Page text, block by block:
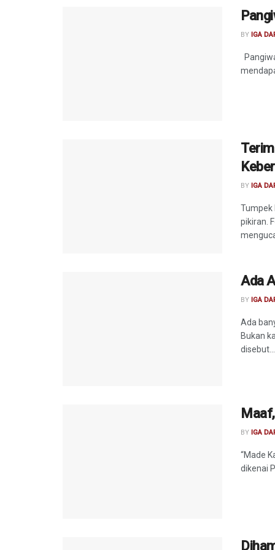
BY IGA
BY IGA
Tumpek
pikiran.
Ada
BY IGA
Ada
Bukan
disebut...
BY IGA
“Made
dikenai